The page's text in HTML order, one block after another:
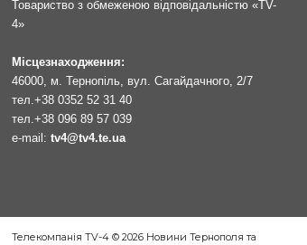
Товариство з обмеженою відповідальністю «TV-
4»
Місцезнаходження:
46000, м. Тернопіль, вул. Сагайдачного, 2/7
тел. +38 0352 52 31 40
тел. +38 096 89 57 039
e-mail: tv4@tv4.te.ua
Телекомпанія TV-4 © 2026 Новини Тернополя та